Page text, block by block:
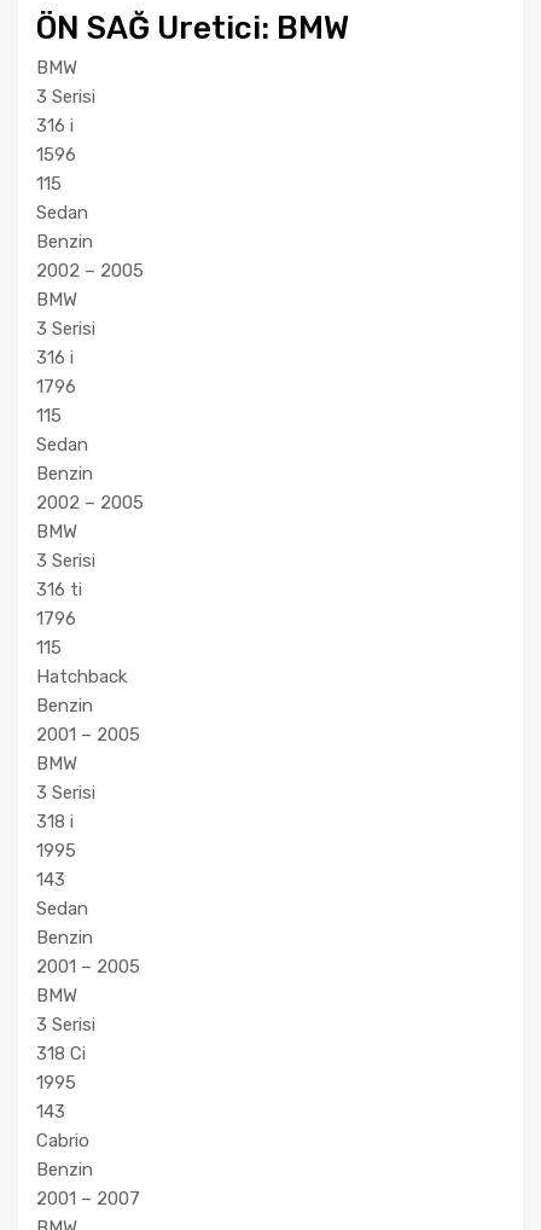
ÖN SAĞ Uretici: BMW
BMW
3 Serisi
316 i
1596
115
Sedan
Benzin
2002 – 2005
BMW
3 Serisi
316 i
1796
115
Sedan
Benzin
2002 – 2005
BMW
3 Serisi
316 ti
1796
115
Hatchback
Benzin
2001 – 2005
BMW
3 Serisi
318 i
1995
143
Sedan
Benzin
2001 – 2005
BMW
3 Serisi
318 Ci
1995
143
Cabrio
Benzin
2001 – 2007